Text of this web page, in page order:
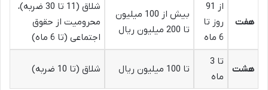
هفت
از 91
روز تا
6 ماه
بیش از 100 میلیون
تا 200 میلیون ریال
شلاق (11 تا 30 ضربه)،
محرومیت از حقوق
اجتماعی (تا 6 ماه)
هشت
تا 3
ماه
تا 100 میلیون ریال شلاق (تا 10 ضربه)